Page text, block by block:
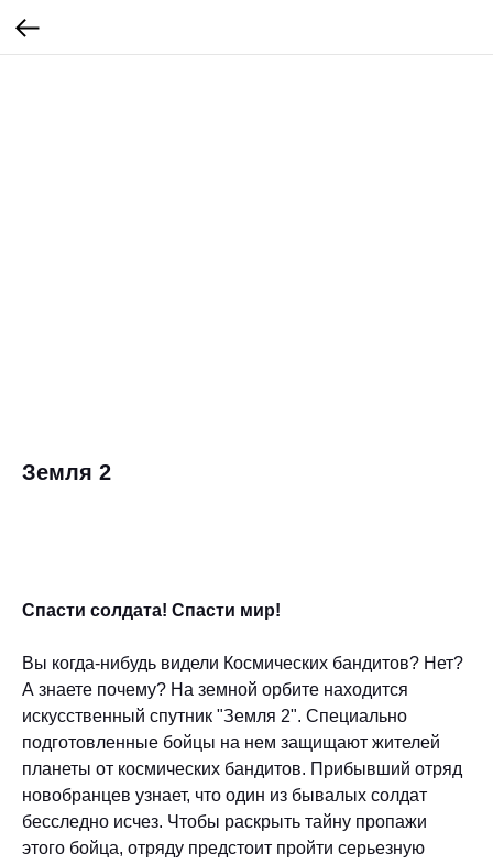
Земля 2
Спасти солдата! Спасти мир!
Вы когда-нибудь видели Космических бандитов? Нет?
А знаете почему? На земной орбите находится
искусственный спутник "Земля 2". Специально
подготовленные бойцы на нем защищают жителей
планеты от космических бандитов. Прибывший отряд
новобранцев узнает, что один из бывалых солдат
бесследно исчез. Чтобы раскрыть тайну пропажи
этого бойца, отряду предстоит пройти серьезную